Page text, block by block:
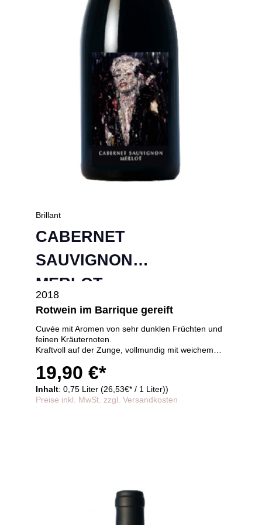
Brillant
CABERNET
SAUVIGNON
MERLOT
2018
Rotwein im Barrique gereift
Cuvée mit Aromen von sehr dunklen Früchten und
feinen Kräuternoten.
Kraftvoll auf der Zunge, vollmundig mit weichem
24 Monate im Barrique gereift
19,90 €*
Inhalt: 0,75 Liter (26,53€* / 1 Liter))
Preise inkl. MwSt. zzgl. Versandkosten